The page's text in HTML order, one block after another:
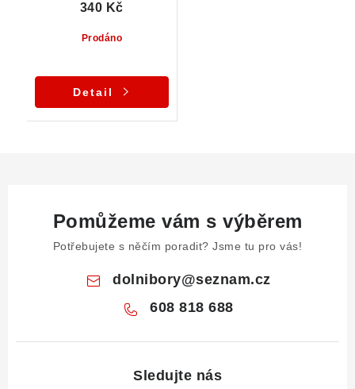
Prodáno
340 Kč
Detail
Pomůžeme vám s výběrem
Potřebujete s něčím poradit? Jsme tu pro vás!
dolnibory@seznam.cz
608 818 688